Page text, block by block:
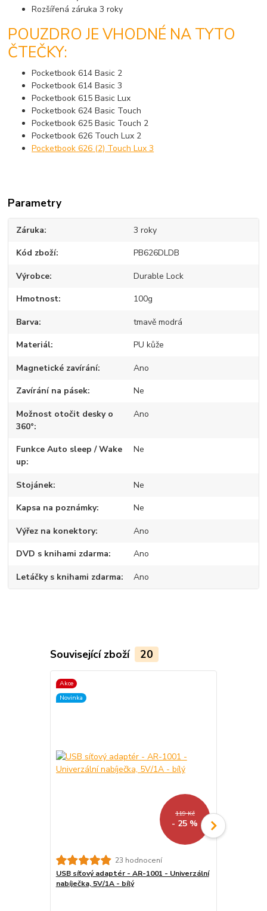
Rozšířená záruka 3 roky
POUZDRO JE VHODNÉ NA TYTO
ČTEČKY:
Pocketbook 614 Basic 2
Pocketbook 614 Basic 3
Pocketbook 615 Basic Lux
Pocketbook 624 Basic Touch
Pocketbook 625 Basic Touch 2
Pocketbook 626 Touch Lux 2
Pocketbook 626 (2) Touch Lux 3
Parametry
Záruka 3 roky
Kód zboží PB626DLDB
Výrobce Durable Lock
Hmotnost 100g
Barva tmavě modrá
Materiál PU kůže
Magnetické zavírání Ano
Zavírání na pásek Ne
Možnost otočit desky o
360°
Ano
Funkce Auto sleep / Wake
up
Ne
Stojánek Ne
Kapsa na poznámky Ne
Výřez na konektory Ano
DVD s knihami zdarma Ano
Letáčky s knihami zdarma Ano
Související zboží 20
Akce
Novinka
119 Kč
- 25 %
23 hodnocení
USB síťový adaptér - AR-1001 - Univerzální
nabíječka, 5V/1A - bílý